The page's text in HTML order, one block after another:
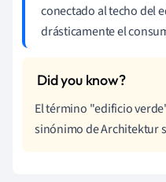
conectado al techo del
drásticamente el
El término "edificio
sinónimo de Architektur